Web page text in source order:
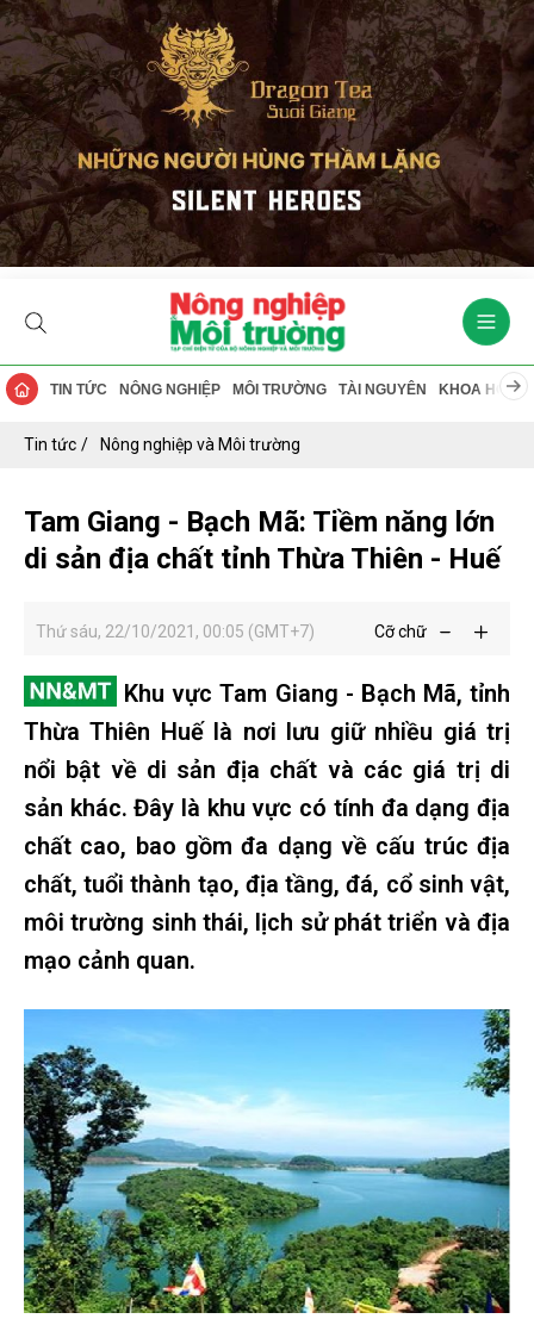
TIN TỨC NÔNG NGHIỆP MÔI TRƯỜNG TÀI NGUYÊN KHOA HỌC
Tin tức Nông nghiệp và Môi trường
Tam Giang - Bạch Mã: Tiềm năng lớn
di sản địa chất tỉnh Thừa Thiên - Huế
Thứ sáu, 22/10/2021, 00:05 (GMT+7) Cỡ chữ
Khu vực Tam Giang - Bạch Mã, tỉnh
Thừa Thiên Huế là nơi lưu giữ nhiều giá trị
nổi bật về di sản địa chất và các giá trị di
sản khác. Đây là khu vực có tính đa dạng địa
chất cao, bao gồm đa dạng về cấu trúc địa
chất, tuổi thành tạo, địa tầng, đá, cổ sinh vật,
môi trường sinh thái, lịch sử phát triển và địa
mạo cảnh quan.